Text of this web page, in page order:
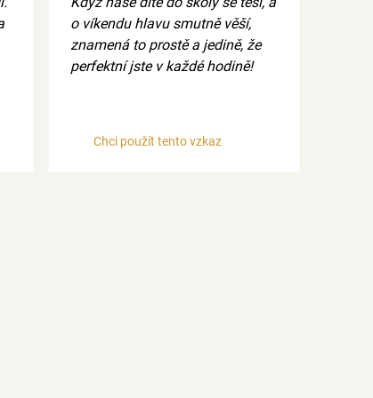
o víkendu hlavu smutně věší,
znamená to prostě a jedině, že
perfektní jste v každé hodině!
Chci použít tento vzkaz